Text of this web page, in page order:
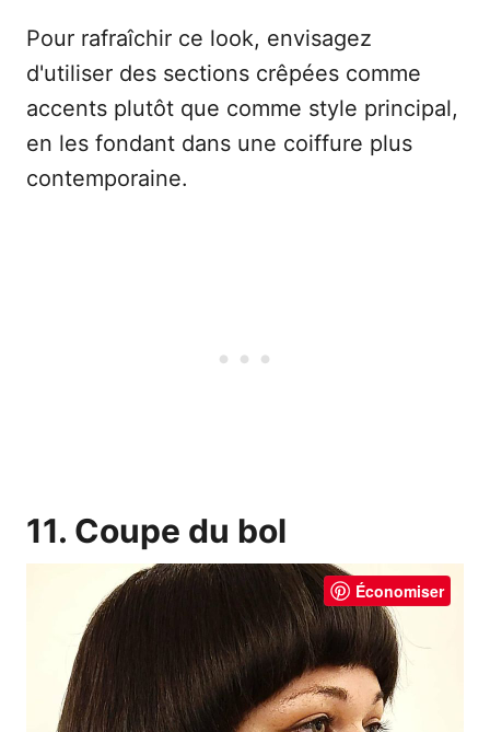
Pour rafraîchir ce look, envisagez
d'utiliser des sections crêpées comme
accents plutôt que comme style principal,
en les fondant dans une coiffure plus
contemporaine.
11. Coupe du bol
Économiser